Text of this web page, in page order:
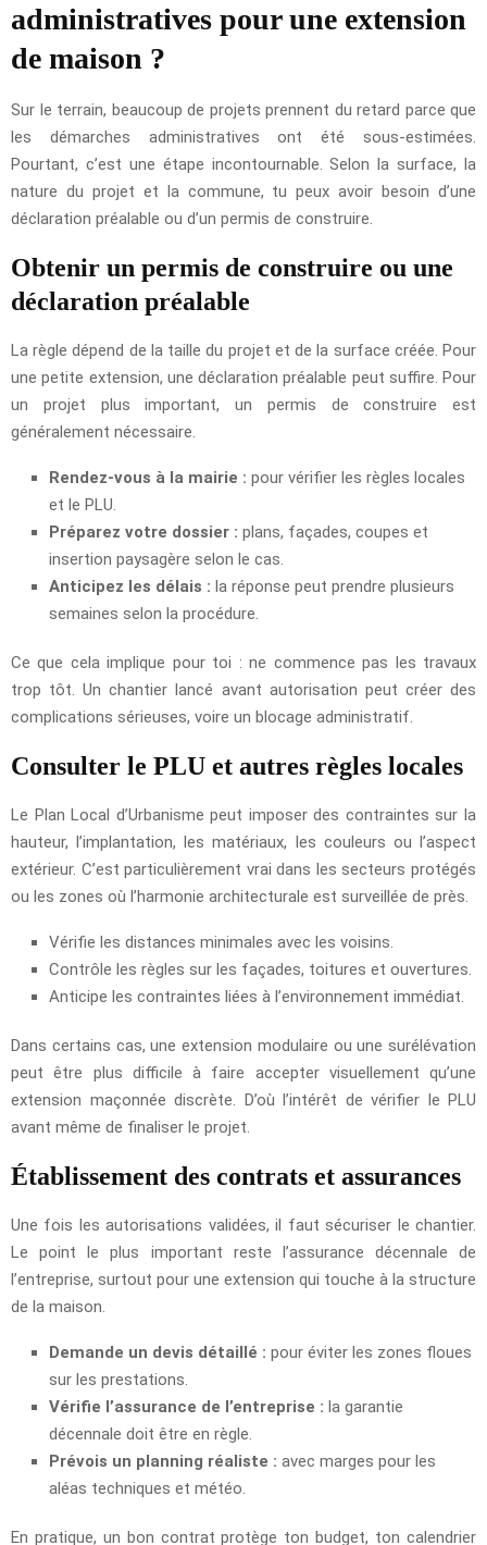
administratives pour une extension
de maison ?
Sur le terrain, beaucoup de projets prennent du retard parce que
les démarches administratives ont été sous-estimées.
Pourtant, c’est une étape incontournable. Selon la surface, la
nature du projet et la commune, tu peux avoir besoin d’une
déclaration préalable ou d’un permis de construire.
Obtenir un permis de construire ou une
déclaration préalable
La règle dépend de la taille du projet et de la surface créée. Pour
une petite extension, une déclaration préalable peut suffire. Pour
un projet plus important, un permis de construire est
généralement nécessaire.
Rendez-vous à la mairie : pour vérifier les règles locales
et le PLU.
Préparez votre dossier : plans, façades, coupes et
insertion paysagère selon le cas.
Anticipez les délais : la réponse peut prendre plusieurs
semaines selon la procédure.
Ce que cela implique pour toi : ne commence pas les travaux
trop tôt. Un chantier lancé avant autorisation peut créer des
complications sérieuses, voire un blocage administratif.
Consulter le PLU et autres règles locales
Le Plan Local d’Urbanisme peut imposer des contraintes sur la
hauteur, l’implantation, les matériaux, les couleurs ou l’aspect
extérieur. C’est particulièrement vrai dans les secteurs protégés
ou les zones où l’harmonie architecturale est surveillée de près.
Vérifie les distances minimales avec les voisins.
Contrôle les règles sur les façades, toitures et ouvertures.
Anticipe les contraintes liées à l’environnement immédiat.
Dans certains cas, une extension modulaire ou une surélévation
peut être plus difficile à faire accepter visuellement qu’une
extension maçonnée discrète. D’où l’intérêt de vérifier le PLU
avant même de finaliser le projet.
Établissement des contrats et assurances
Une fois les autorisations validées, il faut sécuriser le chantier.
Le point le plus important reste l’assurance décennale de
l’entreprise, surtout pour une extension qui touche à la structure
de la maison.
Demande un devis détaillé : pour éviter les zones floues
sur les prestations.
Vérifie l’assurance de l’entreprise : la garantie
décennale doit être en règle.
Prévois un planning réaliste : avec marges pour les
aléas techniques et météo.
En pratique, un bon contrat protège ton budget, ton calendrier